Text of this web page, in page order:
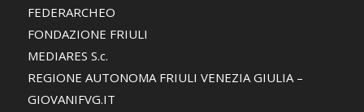
FEDERARCHEO
FONDAZIONE FRIULI
MEDIARES S.c.
REGIONE AUTONOMA FRIULI VENEZIA GIULIA –
GIOVANIFVG.IT